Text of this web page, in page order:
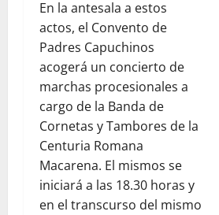
En la antesala a estos
actos, el Convento de
Padres Capuchinos
acogerá un concierto de
marchas procesionales a
cargo de la Banda de
Cornetas y Tambores de la
Centuria Romana
Macarena. El mismos se
iniciará a las 18.30 horas y
en el transcurso del mismo